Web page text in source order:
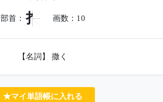
部首： 扌 画数： 10
【名詞】 撒く
★マイ単語帳に入れる